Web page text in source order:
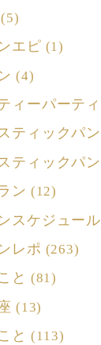
(5)
エピ (1)
(4)
ィーパーテ
ティックパン
ティックパン
ン (12)
スケジュール
レポ (263)
と (81)
(13)
と (113)